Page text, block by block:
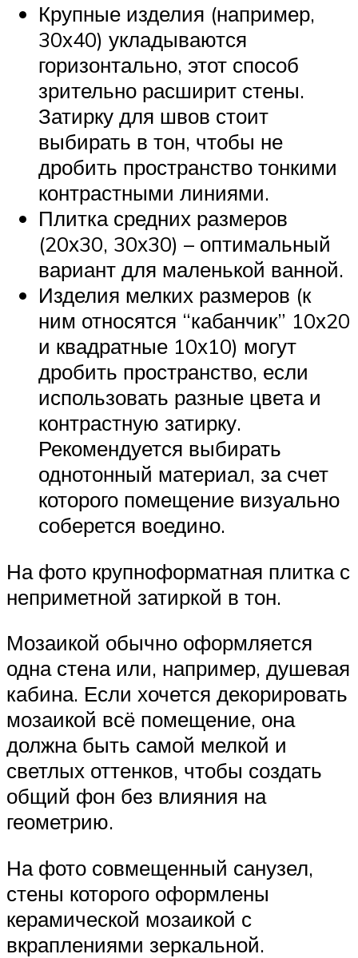
Крупные изделия (например,
30х40) укладываются
горизонтально, этот способ
зрительно расширит стены.
Затирку для швов стоит
выбирать в тон, чтобы не
дробить пространство тонкими
контрастными линиями.
Плитка средних размеров
(20х30, 30х30) – оптимальный
вариант для маленькой ванной.
Изделия мелких размеров (к
ним относятся “кабанчик” 10х20
и квадратные 10х10) могут
дробить пространство, если
использовать разные цвета и
контрастную затирку.
Рекомендуется выбирать
однотонный материал, за счет
которого помещение визуально
соберется воедино.
На фото крупноформатная плитка с
неприметной затиркой в тон.
Мозаикой обычно оформляется
одна стена или, например, душевая
кабина. Если хочется декорировать
мозаикой всё помещение, она
должна быть самой мелкой и
светлых оттенков, чтобы создать
общий фон без влияния на
геометрию.
На фото совмещенный санузел,
стены которого оформлены
керамической мозаикой с
вкраплениями зеркальной.